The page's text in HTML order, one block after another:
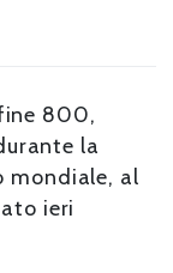
800,
la
mondiale, al
ieri